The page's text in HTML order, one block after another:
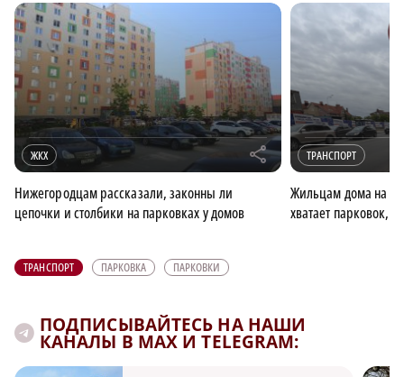
ЖКХ r
Нижегородцам рассказали, законны ли
цепочки и столбики на парковках у домов
ТРАНСПОРТ
Жильцам дома на
хватает парковок,
ТРАНСПОРТ ПАРКОВКА ПАРКОВКИ
ПОДПИСЫВАЙТЕСЬ НА НАШИ
КАНАЛЫ В MAX И TELEGRAM: